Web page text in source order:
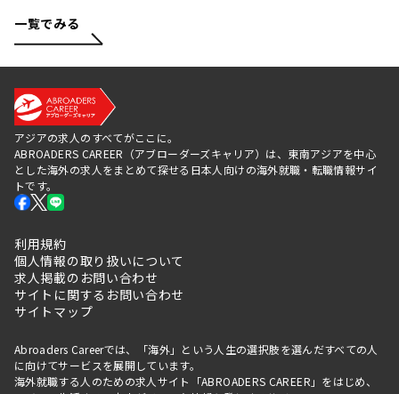
一覧でみる
アジアの求人のすべてがここに。
ABROADERS CAREER（アブローダーズキャリア）は、東南アジアを中心
とした海外の求人をまとめて探せる日本人向けの海外就職・転職情報サイ
トです。
利用規約
個人情報の取り扱いについて
求人掲載のお問い合わせ
サイトに関するお問い合わせ
サイトマップ
Abroaders Careerでは、「海外」という人生の選択肢を選んだすべての人
に向けてサービスを展開しています。
海外就職する人のための求人サイト「ABROADERS CAREER」をはじめ、